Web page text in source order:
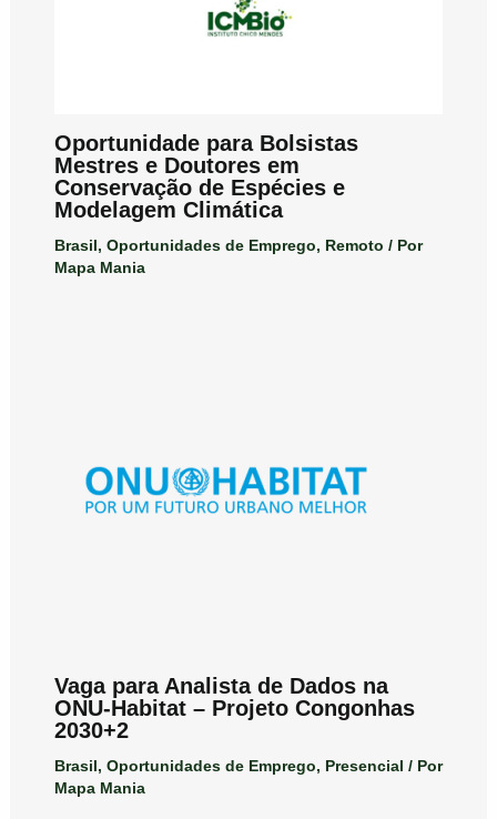
Oportunidade para Bolsistas
Mestres e Doutores em
Conservação de Espécies e
Modelagem Climática
Brasil, Oportunidades de Emprego, Remoto / Por
Mapa Mania
Vaga para Analista de Dados na
ONU-Habitat – Projeto Congonhas
2030+2
Brasil, Oportunidades de Emprego, Presencial / Por
Mapa Mania